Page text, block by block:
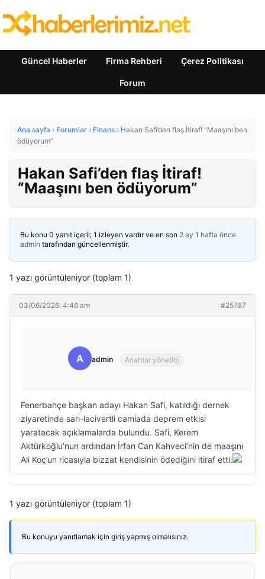
Güncel Haberler Firma Rehberi Çerez Politikası
Forum
Ana sayfa › Forumlar › Finans › Hakan Safi’den flaş İtiraf! “Maaşını ben
ödüyorum”
Hakan Safi’den flaş İtiraf!
“Maaşını ben ödüyorum”
Bu konu 0 yanıt içerir, 1 izleyen vardır ve en son 2 ay 1 hafta önce
admin tarafından güncellenmiştir.
1 yazı görüntüleniyor (toplam 1)
03/06/2026: 4:46 am #25787
A admin Anahtar yönetici
Fenerbahçe başkan adayı Hakan Safi, katıldığı dernek
ziyaretinde sarı-lacivertli camiada deprem etkisi
yaratacak açıklamalarda bulundu. Safi, Kerem
Aktürkoğlu’nun ardından İrfan Can Kahveci’nin de maaşını
Ali Koç’un ricasıyla bizzat kendisinin ödediğini itiraf etti.
1 yazı görüntüleniyor (toplam 1)
Bu konuyu yanıtlamak için giriş yapmış olmalısınız.